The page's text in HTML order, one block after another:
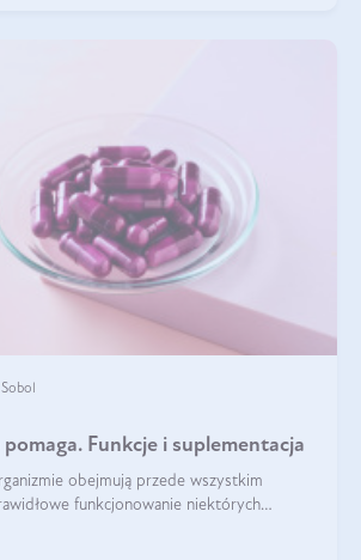
Funkcje i suplementacja
obejmują przede wszystkim
funkcjonowanie niektórych